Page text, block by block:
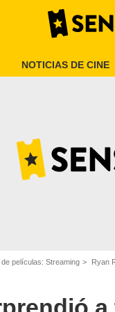
NOTICIAS DE CINE
de películas: Streaming Ryan